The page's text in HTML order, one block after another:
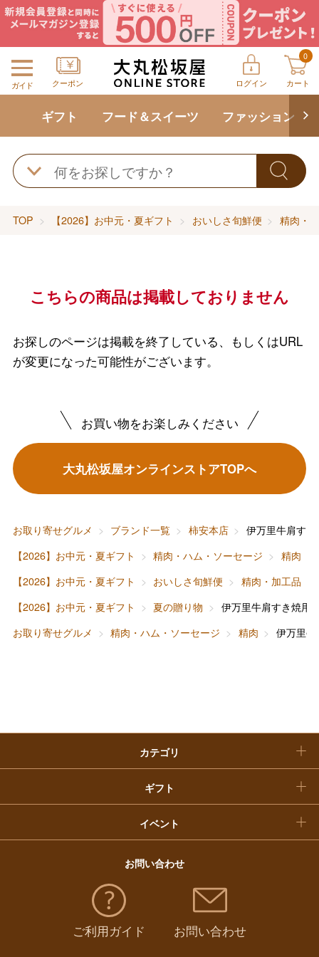
ガイド クーポン ログイン
0
カート
ギフト フード＆スイーツ ファッション
TOP 【2026】お中元・夏ギフト おいしさ旬鮮便 精肉・
こちらの商品は掲載しておりません
お探しのページは掲載を終了している、もしくはURL
が変更になった可能性がございます。
お買い物をお楽しみください
大丸松坂屋オンラインストアTOPへ
お取り寄せグルメ ブランド一覧 柿安本店
伊万里牛肩す
【2026】お中元・夏ギフト
精肉・ハム・ソーセージ
精肉
【2026】お中元・夏ギフト
おいしさ旬鮮便
精肉・加工品
【2026】お中元・夏ギフト
夏の贈り物
伊万里牛肩すき焼用
お取り寄せグルメ
精肉・ハム・ソーセージ 精肉 伊万里
カテゴリ
ビューティー
ファッション
ホーム＆インテリア
ベビー＆キッズ
ギフト
大丸・松坂屋のギフト
出産内祝い
結婚内祝い
お香典返し
快気祝い
イベント
バレンタインチョコレート
ホワイトデー
父の日
お中元
敬老の日
福袋
お問い合わせ
ご利用ガイド お問い合わせ